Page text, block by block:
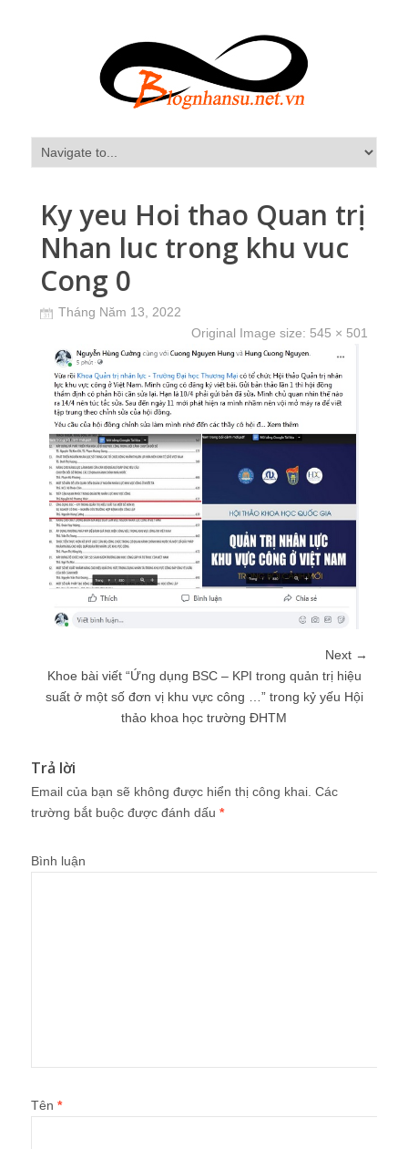
Ky yeu Hoi thao Quan trị
Nhan luc trong khu vuc
Cong 0
Tháng Năm 13, 2022
Original Image size: 545 × 501
Next →
Khoe bài viết “Ứng dụng BSC – KPI trong quản trị hiệu
suất ở một số đơn vị khu vực công …” trong kỷ yếu Hội
thảo khoa học trường ĐHTM
Trả lời
Email của bạn sẽ không được hiển thị công khai. Các
trường bắt buộc được đánh dấu *
Bình luận
Tên *